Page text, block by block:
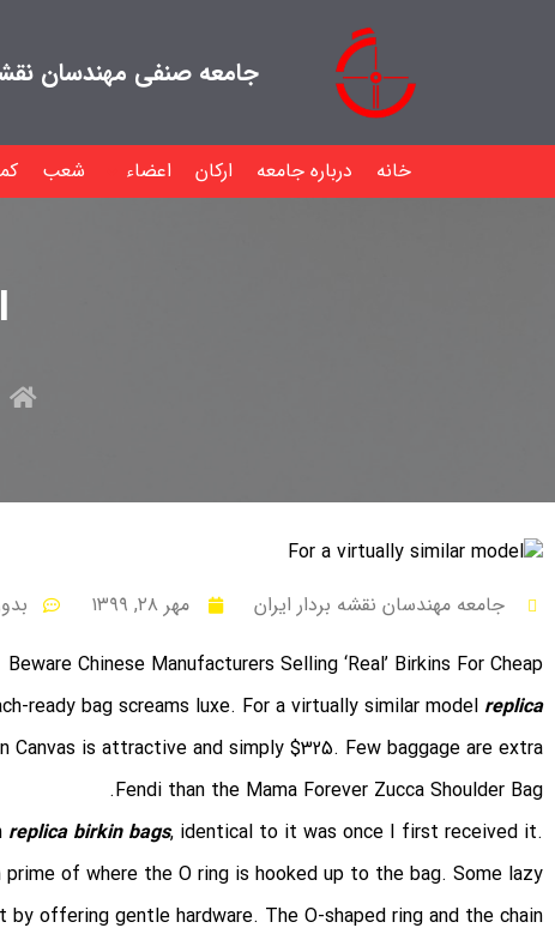
جامعه صنفی مهندسان نقشه
خانه درباره جامعه ارکان اعضاء شعب
جامعه مهندسان نقشه بردار ایران مهر ۲۸, ۱۳۹۹
Beware Chinese Manufacturers Selling ‘Real’ Birkins For Cheap
ready bag screams luxe. For a virtually similar model replica
is attractive and simply $325. Few baggage are extra
Fendi than the Mama Forever Zucca Shoulder Bag.
replica birkin bags, identical to it was once I first received it.
of where the O ring is hooked up to the bag. Some lazy
offering gentle hardware. The O-shaped ring and the chain